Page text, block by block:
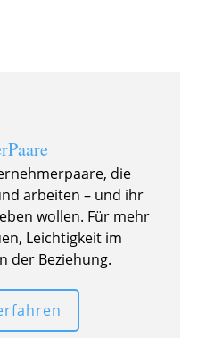
die
arbeiten – und ihr
wollen. Für mehr
Leichtigkeit im
der Beziehung.